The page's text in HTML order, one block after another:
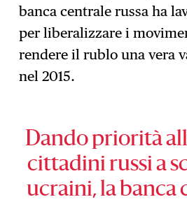
banca centrale russa ha
per liberalizzare i
rendere il rublo una vera
nel 2015.
Dando priorità
cittadini russi a
ucraini, la banca